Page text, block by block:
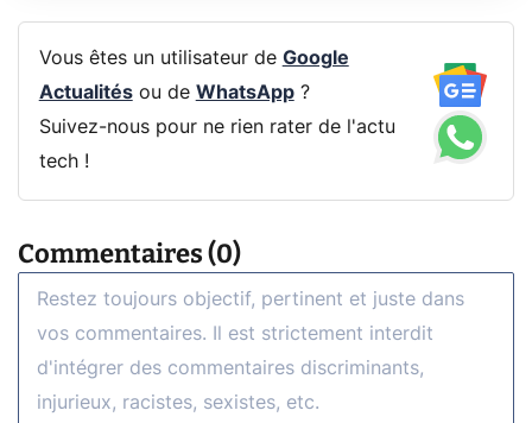
Vous êtes un utilisateur de Google
Actualitésou de WhatsApp?
Suivez-nous pour ne rien rater de l'actu
tech !
Commentaires (0)